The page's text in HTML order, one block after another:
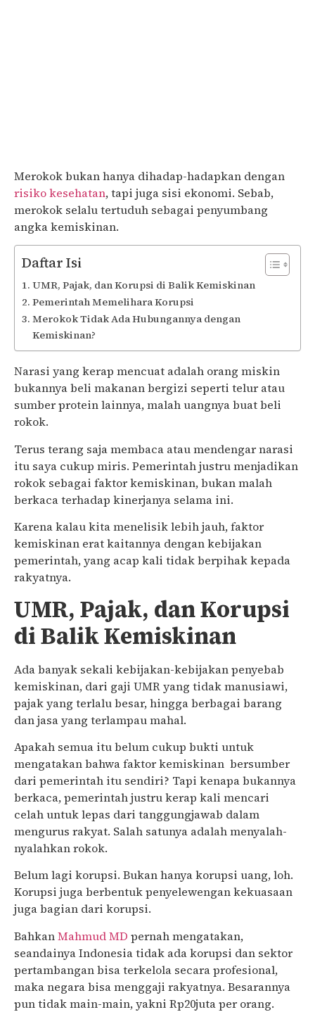
Merokok bukan hanya dihadap-hadapkan dengan
risiko kesehatan, tapi juga sisi ekonomi. Sebab,
merokok selalu tertuduh sebagai penyumbang
angka kemiskinan.
Daftar Isi
UMR, Pajak, dan Korupsi di Balik Kemiskinan
Pemerintah Memelihara Korupsi
Merokok Tidak Ada Hubungannya dengan
Kemiskinan?
Narasi yang kerap mencuat adalah orang miskin
bukannya beli makanan bergizi seperti telur atau
sumber protein lainnya, malah uangnya buat beli
rokok.
Terus terang saja membaca atau mendengar narasi
itu saya cukup miris. Pemerintah justru menjadikan
rokok sebagai faktor kemiskinan, bukan malah
berkaca terhadap kinerjanya selama ini.
Karena kalau kita menelisik lebih jauh, faktor
kemiskinan erat kaitannya dengan kebijakan
pemerintah, yang acap kali tidak berpihak kepada
rakyatnya.
UMR, Pajak, dan Korupsi
di Balik Kemiskinan
Ada banyak sekali kebijakan-kebijakan penyebab
kemiskinan, dari gaji UMR yang tidak manusiawi,
pajak yang terlalu besar, hingga berbagai barang
dan jasa yang terlampau mahal.
Apakah semua itu belum cukup bukti untuk
mengatakan bahwa faktor kemiskinan bersumber
dari pemerintah itu sendiri? Tapi kenapa bukannya
berkaca, pemerintah justru kerap kali mencari
celah untuk lepas dari tanggungjawab dalam
mengurus rakyat. Salah satunya adalah menyalah-
nyalahkan rokok.
Belum lagi korupsi. Bukan hanya korupsi uang, loh.
Korupsi juga berbentuk penyelewengan kekuasaan
juga bagian dari korupsi.
BahkanMahmud MD pernah mengatakan,
seandainya Indonesia tidak ada korupsi dan sektor
pertambangan bisa terkelola secara profesional,
maka negara bisa menggaji rakyatnya. Besarannya
pun tidak main-main, yakni Rp20juta per orang.